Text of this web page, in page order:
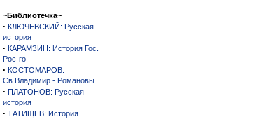
~Библиотечка~
· КЛЮЧЕВСКИЙ: Русская
история
· КАРАМЗИН: История Гос.
Рос-го
· КОСТОМАРОВ:
Св.Владимир - Романовы
· ПЛАТОНОВ: Русская
история
· ТАТИЩЕВ: История